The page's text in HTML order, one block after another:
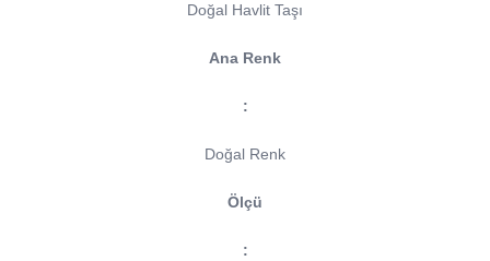
Doğal Havlit Taşı
Ana Renk
:
Doğal Renk
Ölçü
: